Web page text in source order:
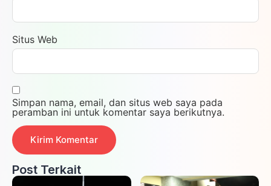
Situs Web
Simpan nama, email, dan situs web saya pada
peramban ini untuk komentar saya berikutnya.
Post Terkait